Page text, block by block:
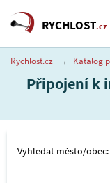
RYCHLOST.cz
Rychlost.cz → Katalog
Připojení k
Vyhledat město/obec: